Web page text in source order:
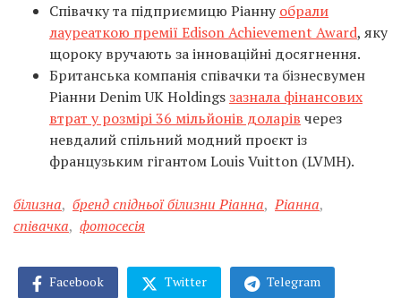
Співачку та підприємицю Ріаннуобрали
лауреаткою премії Edison Achievement Award, яку
щороку вручають за інноваційні досягнення.
Британська компанія співачки та бізнесвумен
Ріанни Denim UK Holdingsзазнала фінансових
втрат у розмірі 36 мільйонів доларів через
невдалий спільний модний проєкт із
французьким гігантом Louis Vuitton (LVMH).
білизна, бренд спідньої білизни Ріанна, Ріанна,
співачка, фотосесія
Facebook Twitter Telegram